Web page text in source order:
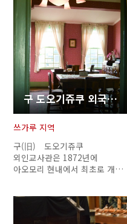
구 도오기쥬쿠 외국인교사관
쓰가루 지역
구(旧) 도오기쥬쿠
외인교사관은 1872년에
아오모리 현내에서 최초로 개…